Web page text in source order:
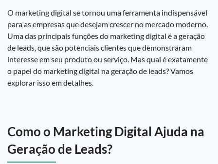
O marketing digital se tornou uma ferramenta indispensável
para as empresas que desejam crescer no mercado moderno.
Uma das principais funções do marketing digital é a geração
de leads, que são potenciais clientes que demonstraram
interesse em seu produto ou serviço. Mas qual é exatamente
o papel do marketing digital na geração de leads? Vamos
explorar isso em detalhes.
Como o Marketing Digital Ajuda na
Geração de Leads?